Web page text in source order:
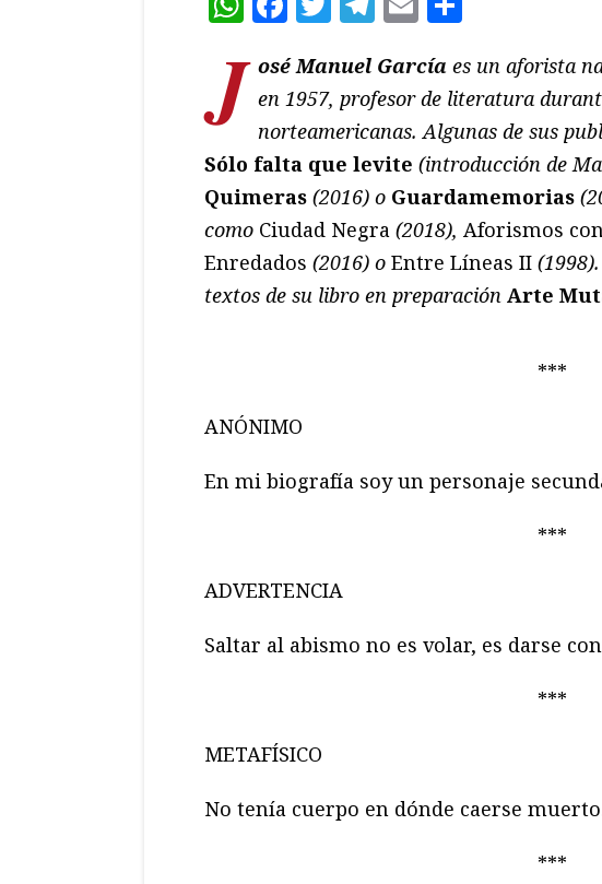
J osé Manuel García es un aforista
en 1957, profesor de literatura
norteamericanas. Algunas de sus
Sólo falta que levite (introducción de
Quimeras (2016) o Guardamemorias
como Ciudad Negra (2018), Aforismos
Enredados (2016) o Entre Líneas II
textos de su libro en preparación Arte
***
ANÓNIMO
En mi biografía soy un personaje
***
ADVERTENCIA
Saltar al abismo no es volar, es darse
***
METAFÍSICO
No tenía cuerpo en dónde caerse
***